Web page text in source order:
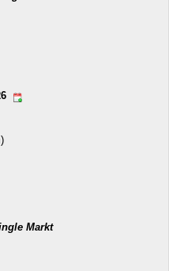
Markt